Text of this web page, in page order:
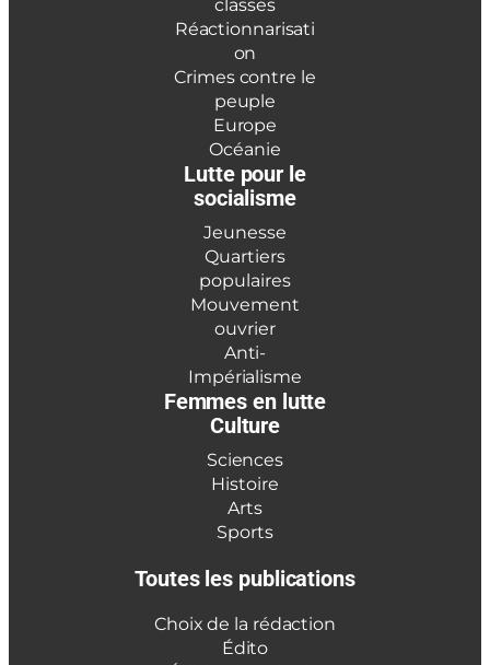
classes
Réactionnarisati
on
Crimes contre le
peuple
Europe
Océanie
Lutte pour le
socialisme
Jeunesse
Quartiers
populaires
Mouvement
ouvrier
Anti-
Impérialisme
Femmes en lutte
Culture
Sciences
Histoire
Arts
Sports
Toutes les publications
Choix de la rédaction
Édito